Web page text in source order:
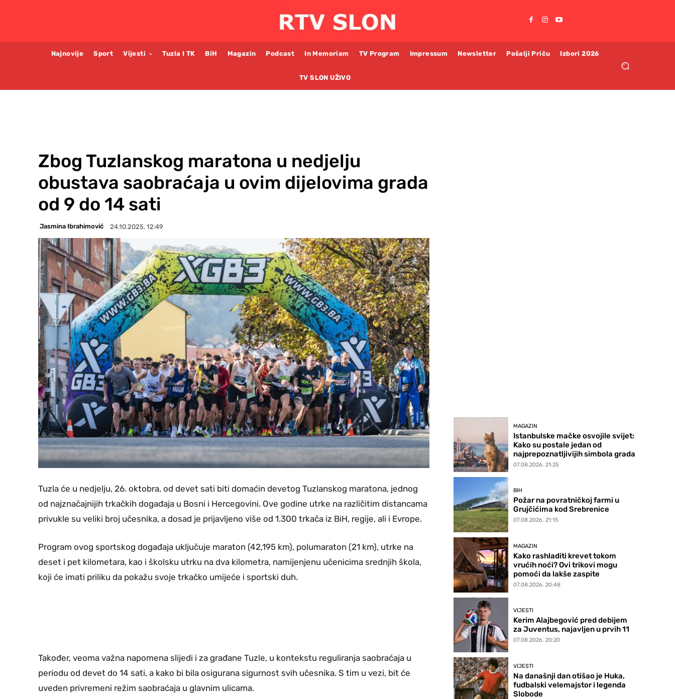
Najnovije Sport Vijesti Tuzla I TK BiH Magazin Podcast In Memoriam TV Program Impressum Newsletter Pošalji Priču Izbori 2026
TV SLON UŽIVO
Zbog Tuzlanskog maratona u nedjelju
obustava saobraćaja u ovim dijelovima grada
od 9 do 14 sati
Jasmina Ibrahimović 24.10.2025. 12:49
Tuzla će u nedjelju, 26. oktobra, od devet sati biti domaćin devetog Tuzlanskog maratona, jednog
od najznačajnijih trkačkih događaja u Bosni i Hercegovini. Ove godine utrke na različitim distancama
privukle su veliki broj učesnika, a dosad je prijavljeno više od 1.300 trkača iz BiH, regije, ali i Evrope.
Program ovog sportskog događaja uključuje maraton (42,195 km), polumaraton (21 km), utrke na
deset i pet kilometara, kao i školsku utrku na dva kilometra, namijenjenu učenicima srednjih škola,
koji će imati priliku da pokažu svoje trkačko umijeće i sportski duh.
Također, veoma važna napomena slijedi i za građane Tuzle, u kontekstu reguliranja saobraćaja u
periodu od devet do 14 sati, a kako bi bila osigurana sigurnost svih učesnika. S tim u vezi, bit će
uveden privremeni režim saobraćaja u glavnim ulicama.
MAGAZIN
Istanbulske mačke osvojile svijet:
Kako su postale jedan od
najprepoznatljivijih simbola grada
07.08.2026. 21:25
BIH
Požar na povratničkoj farmi u
Grujčićima kod Srebrenice
07.08.2026. 21:15
MAGAZIN
Kako rashladiti krevet tokom
vrućih noći? Ovi trikovi mogu
pomoći da lakše zaspite
07.08.2026. 20:48
VIJESTI
Kerim Alajbegović pred debijem
za Juventus, najavljen u prvih 11
07.08.2026. 20:20
VIJESTI
Na današnji dan otišao je Huka,
fudbalski velemajstor i legenda
Slobode